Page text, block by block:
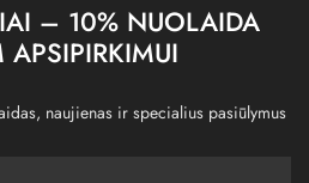
– 10% NUOLAIDA
APSIPIRKIMUI
naujienas ir specialius pasiūlymus